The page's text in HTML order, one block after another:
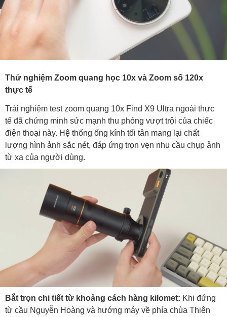
Thử nghiệm Zoom quang học 10x và Zoom số 120x
thực tế
Trải nghiệm test zoom quang 10x Find X9 Ultra ngoài thực
tế đã chứng minh sức mạnh thu phóng vượt trội của chiếc
điện thoại này. Hệ thống ống kính tối tân mang lại chất
lượng hình ảnh sắc nét, đáp ứng trọn vẹn nhu cầu chụp ảnh
từ xa của người dùng.
Bắt trọn chi tiết từ khoảng cách hàng kilomet: Khi đứng
từ cầu Nguyễn Hoàng và hướng máy về phía chùa Thiên